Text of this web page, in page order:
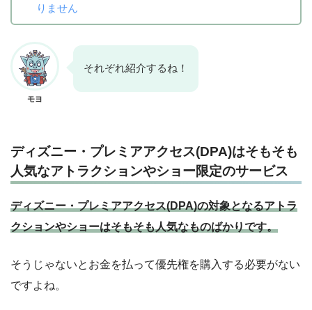
りません
モヨ
それぞれ紹介するね！
ディズニー・プレミアアクセス(DPA)はそもそも
人気なアトラクションやショー限定のサービス
ディズニー・プレミアアクセス(DPA)の対象となるアトラ
クションやショーはそもそも人気なものばかりです。
そうじゃないとお金を払って優先権を購入する必要がない
ですよね。